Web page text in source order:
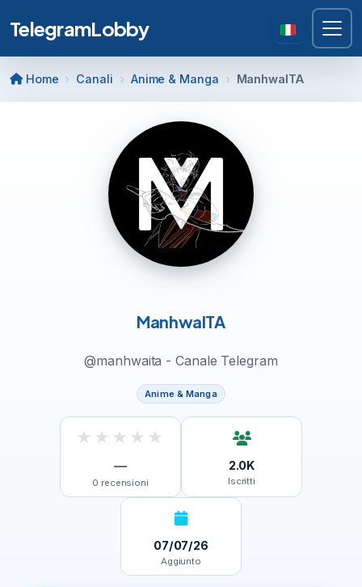
TelegramLobby
Home Canali Anime & Manga ManhwaITA
ManhwaITA
@manhwaita - Canale Telegram
Anime & Manga
★ ★ ★ ★ ★
—
0 recensioni
2.0K
Iscritti
07/07/26
Aggiunto